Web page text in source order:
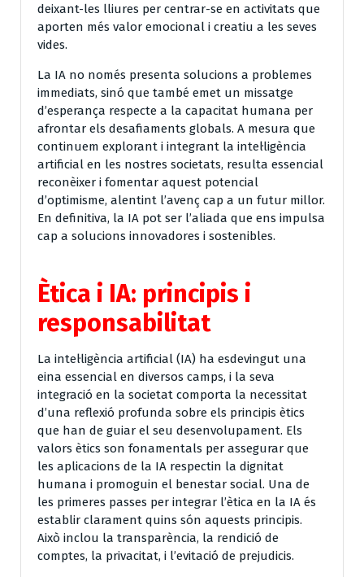
deixant-les lliures per centrar-se en activitats que
aporten més valor emocional i creatiu a les seves
vides.
La IA no només presenta solucions a problemes
immediats, sinó que també emet un missatge
d’esperança respecte a la capacitat humana per
afrontar els desafiaments globals. A mesura que
continuem explorant i integrant la intel·ligència
artificial en les nostres societats, resulta essencial
reconèixer i fomentar aquest potencial
d’optimisme, alentint l’avenç cap a un futur millor.
En definitiva, la IA pot ser l’aliada que ens impulsa
cap a solucions innovadores i sostenibles.
Ètica i IA: principis i
responsabilitat
La intel·ligència artificial (IA) ha esdevingut una
eina essencial en diversos camps, i la seva
integració en la societat comporta la necessitat
d’una reflexió profunda sobre els principis ètics
que han de guiar el seu desenvolupament. Els
valors ètics son fonamentals per assegurar que
les aplicacions de la IA respectin la dignitat
humana i promoguin el benestar social. Una de
les primeres passes per integrar l’ètica en la IA és
establir clarament quins són aquests principis.
Això inclou la transparència, la rendició de
comptes, la privacitat, i l’evitació de prejudicis.